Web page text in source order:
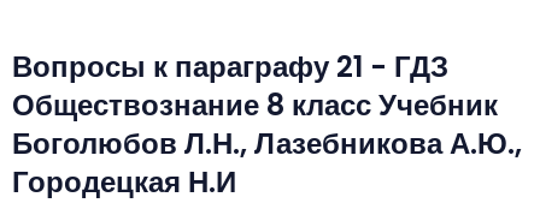
Русский язык
Литературное чтение
Окружающий мир
Математика
Английский язык
Информатика
3 класс
Музыка
Окружающий мир
4 класс
Английский язык
Вопросы к параграфу 21 - ГДЗ
Обществознание 8 класс Учебник
Боголюбов Л.Н., Лазебникова А.Ю.,
Городецкая Н.И